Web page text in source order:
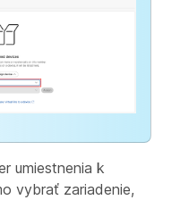
umiestnenia k
vybrať zariadenie,